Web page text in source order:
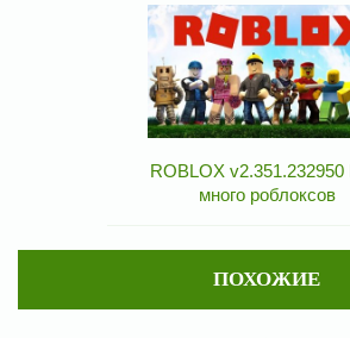
ROBLOX
много роблоксов
ПОХОЖИЕ